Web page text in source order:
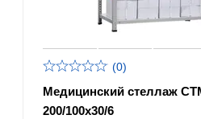
(0)
Медицинский стеллаж
200/100х30/6